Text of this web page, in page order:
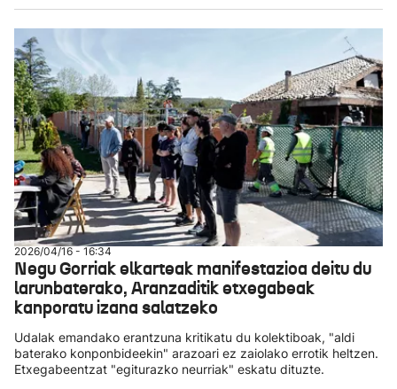
2026/04/16 - 16:34
Negu Gorriak elkarteak manifestazioa deitu du
larunbaterako, Aranzaditik etxegabeak
kanporatu izana salatzeko
Udalak emandako erantzuna kritikatu du kolektiboak, "aldi
baterako konponbideekin" arazoari ez zaiolako errotik heltzen.
Etxegabeentzat "egiturazko neurriak" eskatu dituzte.